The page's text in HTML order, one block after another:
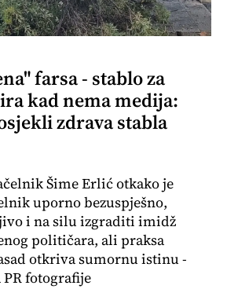
farsa - stablo za
kad nema medija:
zdrava stabla
Šime Erlić otkako je
uporno bezuspješno,
i na silu izgraditi imidž
političara, ali praksa
otkriva sumornu istinu -
PR fotografije